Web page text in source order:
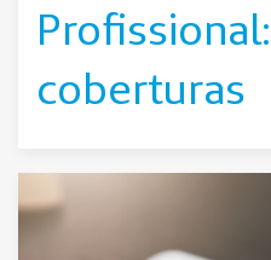
coberturas